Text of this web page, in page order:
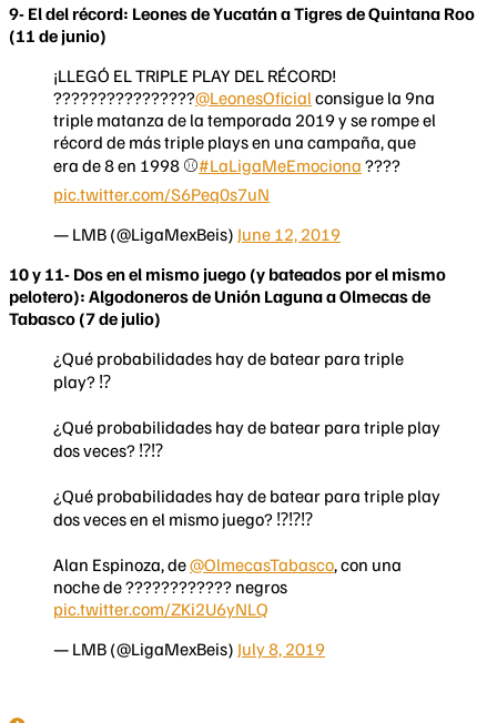
9- El del récord: Leones de Yucatán a Tigres de Quintana Roo
(11 de junio)
¡LLEGÓ EL TRIPLE PLAY DEL RÉCORD!
????????????????@LeonesOficial consigue la 9na
triple matanza de la temporada 2019 y se rompe el
récord de más triple plays en una campaña, que
era de 8 en 1998 ⚾#LaLigaMeEmociona ????
pic.twitter.com/S6Peq0s7uN
— LMB (@LigaMexBeis) June 12, 2019
10 y 11- Dos en el mismo juego (y bateados por el mismo
pelotero): Algodoneros de Unión Laguna a Olmecas de
Tabasco (7 de julio)
¿Qué probabilidades hay de batear para triple
play? ⁉️
¿Qué probabilidades hay de batear para triple play
dos veces? ⁉️⁉️
¿Qué probabilidades hay de batear para triple play
dos veces en el mismo juego? ⁉️⁉️⁉️
Alan Espinoza, de@OlmecasTabasco, con una
noche de ???????????? negros
pic.twitter.com/ZKi2U6yNLQ
— LMB (@LigaMexBeis) July 8, 2019